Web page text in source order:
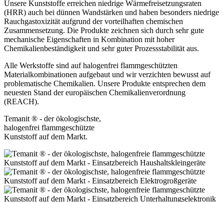
Unsere Kunststoffe erreichen niedrige Wärmefreisetzungsraten
(HRR) auch bei dünnen Wandstärken und haben besonders niedrige
Rauchgastoxizität aufgrund der vorteilhaften chemischen
Zusammensetzung. Die Produkte zeichnen sich durch sehr gute
mechanische Eigenschaften in Kombination mit hoher
Chemikalienbeständigkeit und sehr guter Prozessstabilität aus.
Alle Werkstoffe sind auf halogenfrei flammgeschützten
Materialkombinationen aufgebaut und wir verzichten bewusst auf
problematische Chemikalien. Unsere Produkte entsprechen dem
neuesten Stand der europäischen Chemikalienverordnung
(REACH).
Temanit ® - der ökologischste,
halogenfrei flammgeschützte
Kunststoff auf dem Markt.